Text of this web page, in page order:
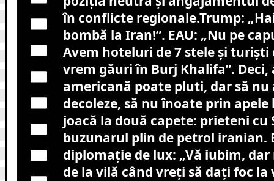
în conflicte regionale.Trump:
bombă la Iran!”. EAU: „Nu pe
Avem hoteluri de 7 stele și turiști
vrem găuri în Burj Khalifa”. Deci,
americană poate pluti, dar să nu
decoleze, să nu înoate prin apele
joacă la două capete: prieteni cu
buzunarul plin de petrol iranian.
diplomație de lux: „Vă iubim,
de la vilă când vreți să dați foc la